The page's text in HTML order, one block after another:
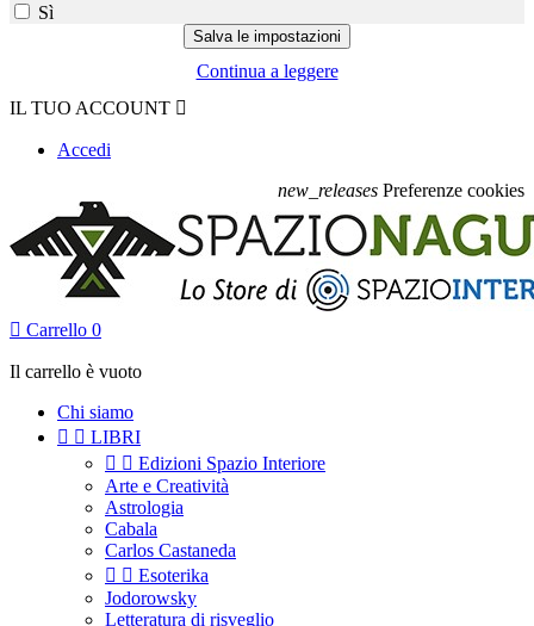
Sì
Continua a leggere
IL TUO ACCOUNT 
Accedi
new_releases Preferenze cookies
 Carrello 0
Il carrello è vuoto
Chi siamo
  LIBRI
  Edizioni Spazio Interiore
Arte e Creatività
Astrologia
Cabala
Carlos Castaneda
  Esoterika
Jodorowsky
Letteratura di risveglio